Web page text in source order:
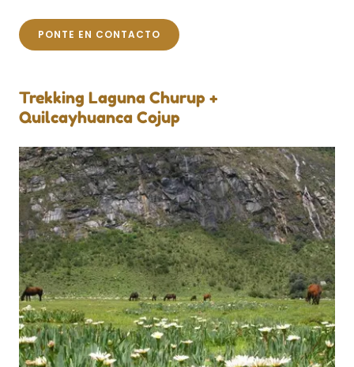
PONTE EN CONTACTO
Trekking Laguna Churup +
Quilcayhuanca Cojup